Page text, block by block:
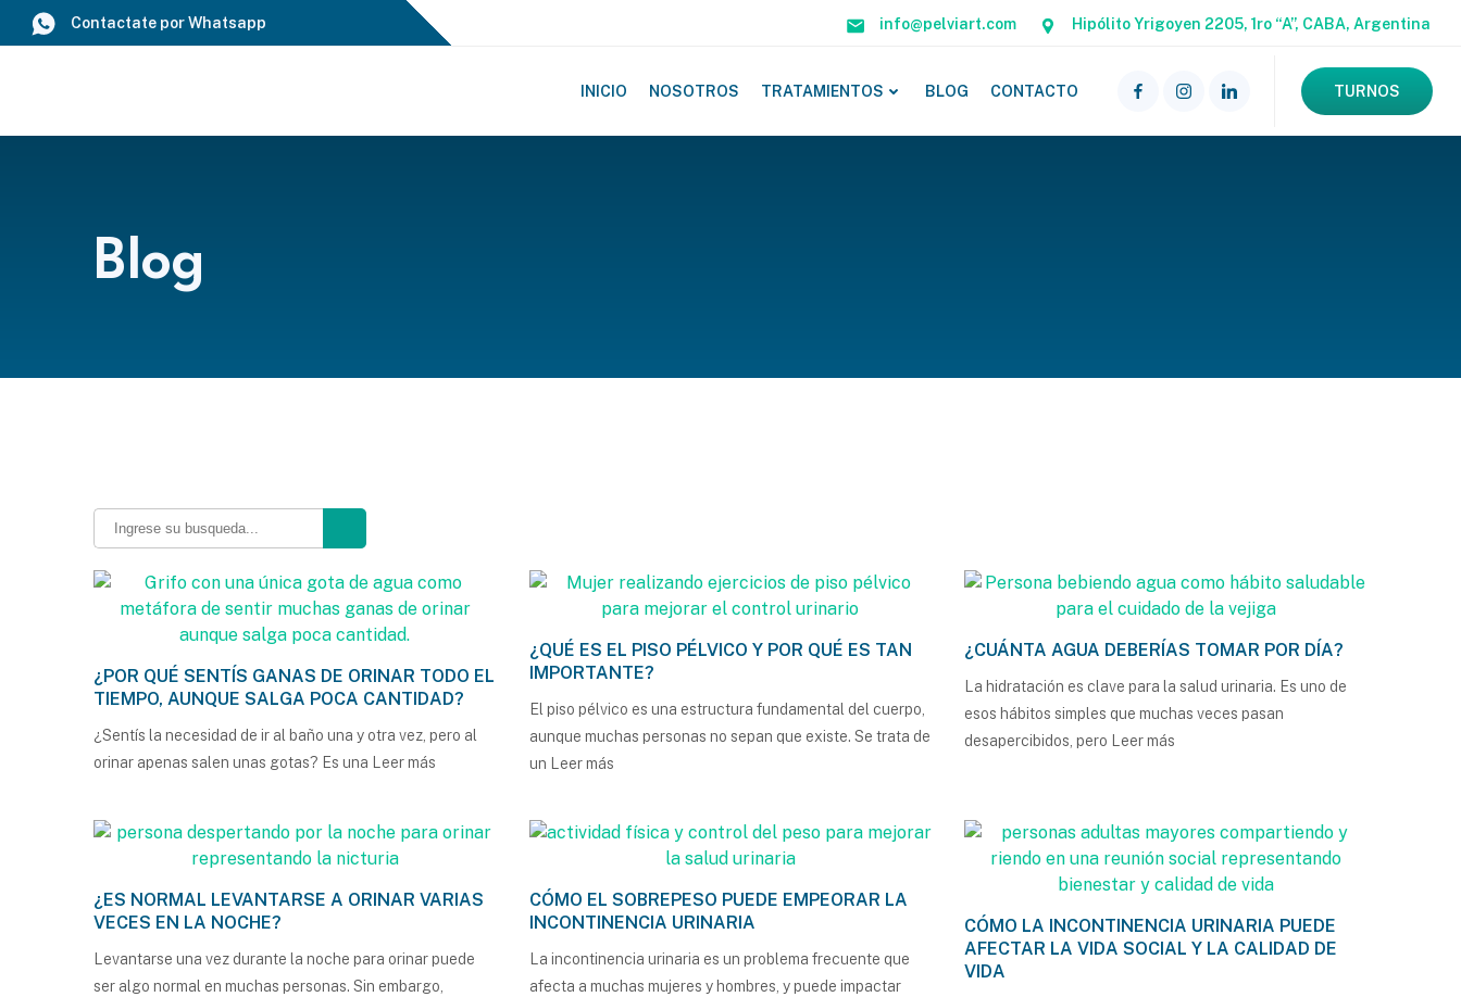
Saltar
Contactate por Whatsapp info@pelviart.com Hipólito Yrigoyen 2205, 1ro “A”, CABA, Argentina
INICIO NOSOTROS TRATAMIENTOS BLOG CONTACTO TURNOS
Blog
¿POR QUÉ SENTÍS GANAS DE ORINAR TODO EL
TIEMPO, AUNQUE SALGA POCA CANTIDAD?
¿Sentís la necesidad de ir al baño una y otra vez, pero al
orinar apenas salen unas gotas? Es una Leer más
¿QUÉ ES EL PISO PÉLVICO Y POR QUÉ ES TAN
IMPORTANTE?
El piso pélvico es una estructura fundamental del cuerpo,
aunque muchas personas no sepan que existe. Se trata de
un Leer más
¿CUÁNTA AGUA DEBERÍAS TOMAR POR DÍA?
La hidratación es clave para la salud urinaria. Es uno de
esos hábitos simples que muchas veces pasan
desapercibidos, pero Leer más
¿ES NORMAL LEVANTARSE A ORINAR VARIAS
VECES EN LA NOCHE?
Levantarse una vez durante la noche para orinar puede
ser algo normal en muchas personas. Sin embargo,
CÓMO EL SOBREPESO PUEDE EMPEORAR LA
INCONTINENCIA URINARIA
La incontinencia urinaria es un problema frecuente que
afecta a muchas mujeres y hombres, y puede impactar
CÓMO LA INCONTINENCIA URINARIA PUEDE
AFECTAR LA VIDA SOCIAL Y LA CALIDAD DE
VIDA